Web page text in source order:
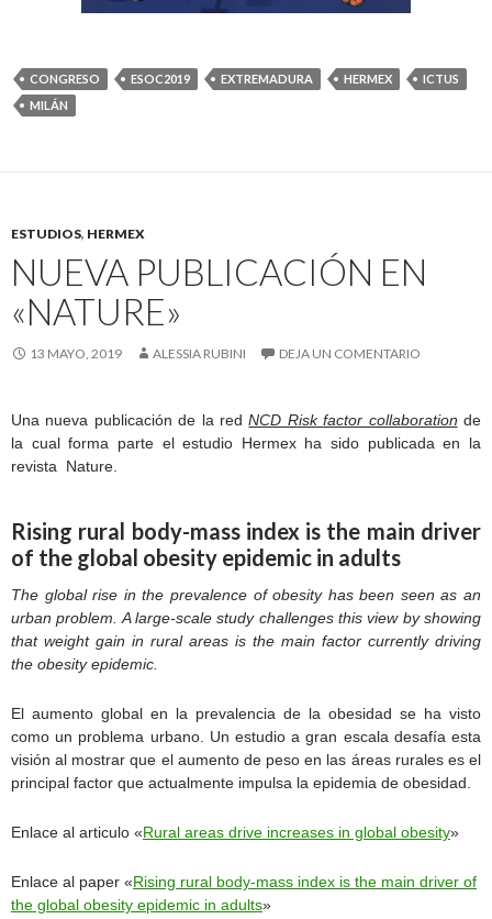
CONGRESO ESOC2019 EXTREMADURA HERMEX
ICTUS
MILÁN
ESTUDIOS, HERMEX
NUEVA PUBLICACIÓN EN
«NATURE»
13 MAYO, 2019 ALESSIA RUBINI DEJA UN COMENTARIO
Una nueva publicación de la redNCD Risk factor collaboration de
la cual forma parte el estudio Hermex ha sido publicada en la
revista Nature.
Rising rural body-mass index is the main driver
of the global obesity epidemic in adults
The global rise in the prevalence of obesity has been seen as an
urban problem. A large-scale study challenges this view by showing
that weight gain in rural areas is the main factor currently driving
the obesity epidemic.
El aumento global en la prevalencia de la obesidad se ha visto
como un problema urbano. Un estudio a gran escala desafía esta
visión al mostrar que el aumento de peso en las áreas rurales es el
principal factor que actualmente impulsa la epidemia de obesidad.
Enlace al articulo «Rural areas drive increases in global obesity»
Enlace al paper «Rising rural body-mass index is the main driver of
the global obesity epidemic in adults»